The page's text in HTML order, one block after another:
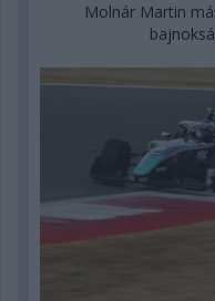
Molnár Martin